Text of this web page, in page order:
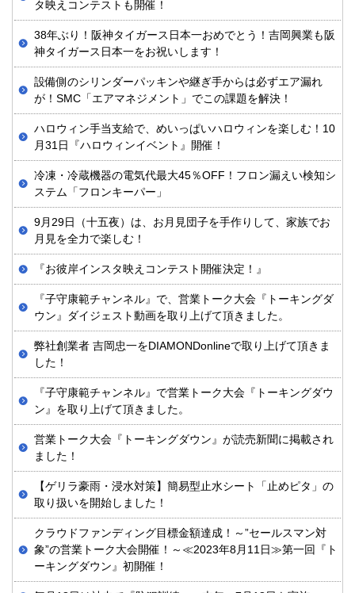
タ映えコンテストも開催！
38年ぶり！阪神タイガース日本一おめでとう！吉岡興業も阪
神タイガース日本一をお祝いします！
設備側のシリンダーパッキンや継ぎ手からは必ずエア漏れ
が！SMC「エアマネジメント」でこの課題を解決！
ハロウィン手当支給で、めいっぱいハロウィンを楽しむ！10
月31日『ハロウィンイベント』開催！
冷凍・冷蔵機器の電気代最大45％OFF！フロン漏えい検知シ
ステム「フロンキーパー」
9月29日（十五夜）は、お月見団子を手作りして、家族でお
月見を全力で楽しむ！
『お彼岸インスタ映えコンテスト開催決定！』
『子守康範チャンネル』で、営業トーク大会『トーキングダ
ウン』ダイジェスト動画を取り上げて頂きました。
弊社創業者 吉岡忠一をDIAMONDonlineで取り上げて頂きま
した！
『子守康範チャンネル』で営業トーク大会『トーキングダウ
ン』を取り上げて頂きました。
営業トーク大会『トーキングダウン』が読売新聞に掲載され
ました！
【ゲリラ豪雨・浸水対策】簡易型止水シート「止めピタ」の
取り扱いを開始しました！
クラウドファンディング目標金額達成！～”セールスマン対
象”の営業トーク大会開催！～≪2023年8月11日≫第一回『ト
ーキングダウン』初開催！